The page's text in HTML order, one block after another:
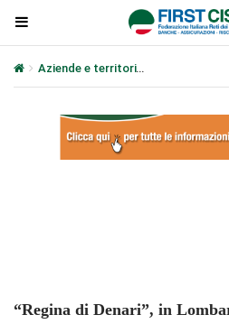
Aziende e territori
“Regina di Denari”, in